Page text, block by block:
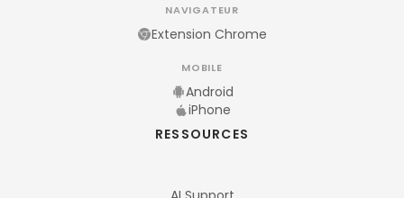
NAVIGATEUR
Extension Chrome
MOBILE
Android
iPhone
RESSOURCES